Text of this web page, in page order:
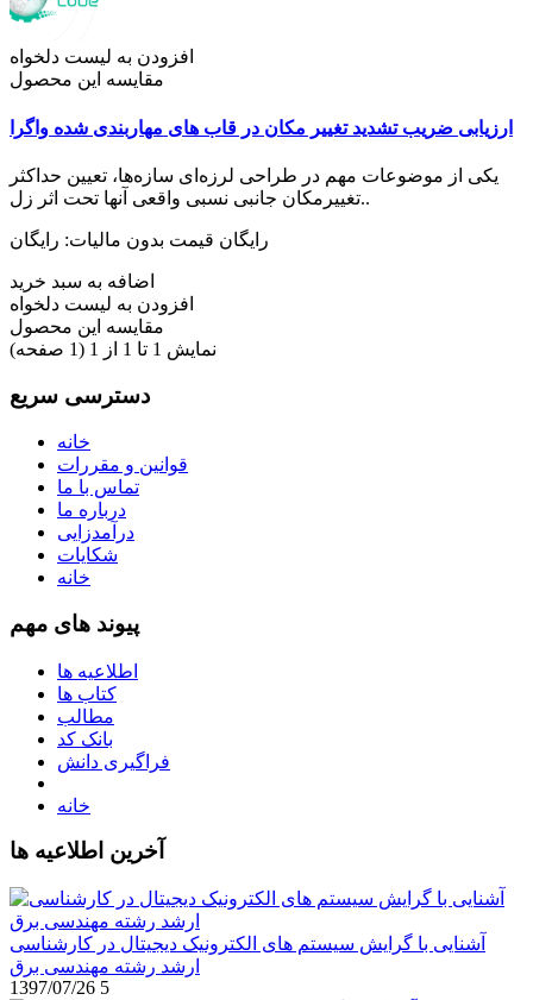
افزودن به لیست دلخواه
مقایسه این محصول
ارزیابی ضریب تشدید تغییر مکان در قاب های مهاربندی شده واگرا
یکی از موضوعات مهم در طراحی لرزه‌ای سازه‌ها، تعیین حداکثر
تغییرمکان جانبی نسبی واقعی آنها تحت اثر زل..
رایگان قیمت بدون مالیات: رایگان
اضافه به سبد خرید
افزودن به لیست دلخواه
مقایسه این محصول
نمایش 1 تا 1 از 1 (1 صفحه)
دسترسی سریع
خانه
قوانین و مقررات
تماس با ما
درباره ما
درآمدزایی
شکایات
خانه
پیوند های مهم
اطلاعیه ها
کتاب ها
مطالب
بانک کد
فراگیری دانش
خانه
آخرین اطلاعیه ها
آشنایی با گرایش سیستم های الکترونیک دیجیتال در کارشناسی
ارشد رشته مهندسی برق
1397/07/26 5